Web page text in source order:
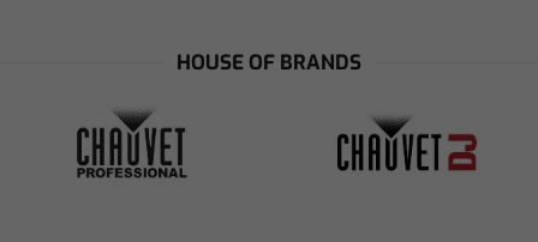
HOUSE OF BRANDS